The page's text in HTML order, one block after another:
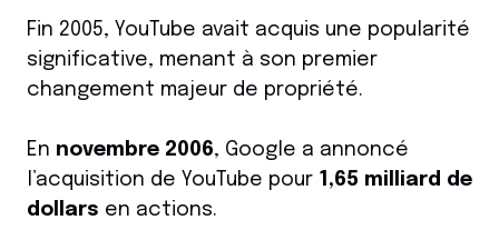
Fin 2005, YouTube avait acquis une popularité
significative, menant à son premier
changement majeur de propriété.
En novembre 2006, Google a annoncé
l’acquisition de YouTube pour 1,65 milliard de
dollars en actions.